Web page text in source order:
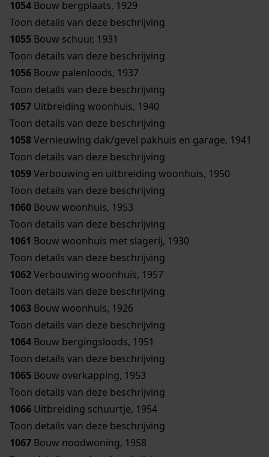
1054 Bouw bergplaats, 1929
Toon details van deze beschrijving
1055 Bouw schuur, 1931
Toon details van deze beschrijving
1056 Bouw palenloods, 1937
Toon details van deze beschrijving
1057 Uitbreiding woonhuis, 1940
Toon details van deze beschrijving
1058Vernieuwing dak/gevel pakhuis en garage, 1941
Toon details van deze beschrijving
1059Verbouwing en uitbreiding woonhuis, 1950
Toon details van deze beschrijving
1060 Bouw woonhuis, 1953
Toon details van deze beschrijving
1061 Bouw woonhuis met slagerij, 1930
Toon details van deze beschrijving
1062Verbouwing woonhuis, 1957
Toon details van deze beschrijving
1063 Bouw woonhuis, 1926
Toon details van deze beschrijving
1064 Bouw bergingsloods, 1951
Toon details van deze beschrijving
1065 Bouw overkapping, 1953
Toon details van deze beschrijving
1066 Uitbreiding schuurtje, 1954
Toon details van deze beschrijving
1067 Bouw noodwoning, 1958